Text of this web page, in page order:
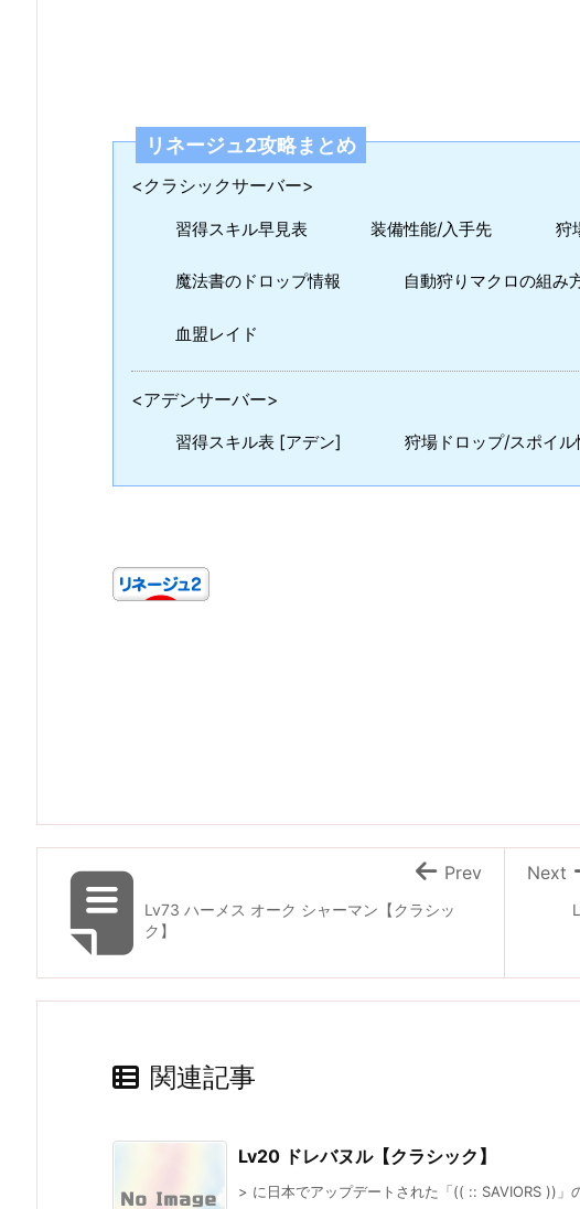
リネージュ2攻略まとめ
<クラシックサーバー>
習得スキル早見表 装備性能/入手先 狩
魔法書のドロップ情報 自動狩りマクロの組み
血盟レイド
<アデンサーバー>
習得スキル表 [アデン] 狩場ドロップ/スポイ
Next
Lv73 ハーメス オーク シャーマン【クラシッ
ク】
Prev
関連記事
Lv20 ドレバヌル【クラシック】
> に日本でアップデートされた「(( :: SAVIORS ))」